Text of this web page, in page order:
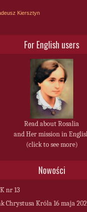
Kiersztyn
For English users
Read about Rosalia
and Her mission in
(click to see more)
Nowości
nr 13
Chrystusa Króla 16 maja